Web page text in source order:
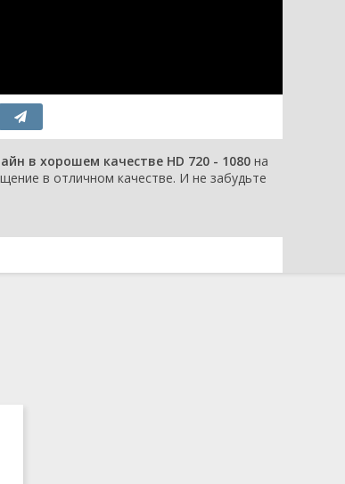
в хорошем качестве HD 720 - 1080 на
в отличном качестве. И не забудьте